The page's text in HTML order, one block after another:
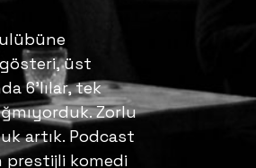
üst
6’lılar, tek
Zorlu
artık. Podcast
prestijli komedi